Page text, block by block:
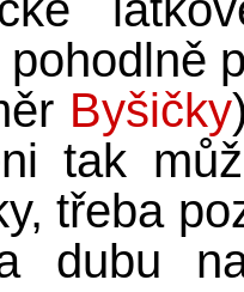
Byšičky
tak
třeba
dubu